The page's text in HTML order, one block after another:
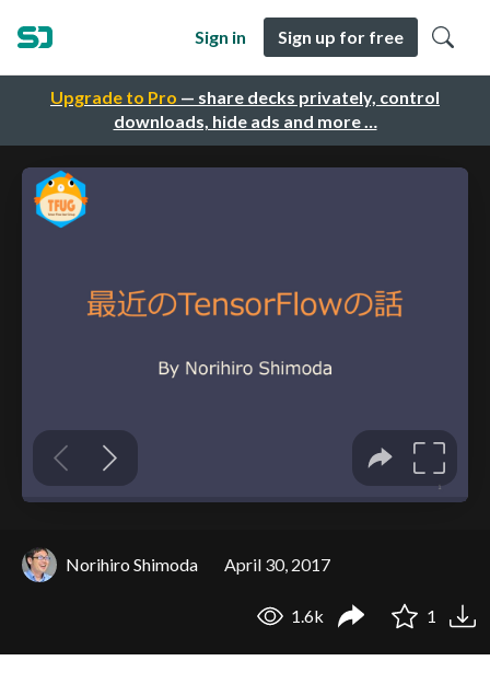
Upgrade to Pro — share decks privately, control
downloads, hide ads and more …
Sign in Sign up for free
Norihiro Shimoda April 30, 2017
1.6k 1